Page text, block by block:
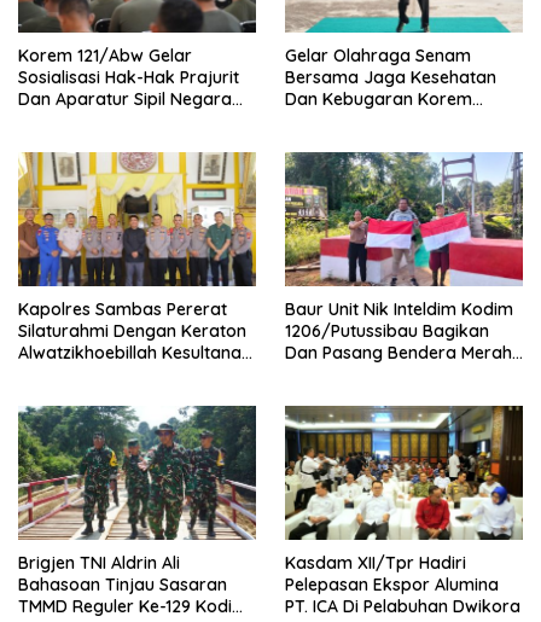
Korem 121/Abw Gelar
Sosialisasi Hak-Hak Prajurit
Dan Aparatur Sipil Negara
Gelar Olahraga Senam
Bersama Jaga Kesehatan
Dan Kebugaran Korem
Kekompakan
‎Kapolres Sambas Pererat
Silaturahmi Dengan Keraton
Alwatzikhoebillah Kesultanan
Baur Unit Nik Inteldim Kodim
1206/Putussibau Bagikan
Dan Pasang Bendera Merah
Brigjen TNI Aldrin Ali
Bahasoan Tinjau Sasaran
TMMD Reguler Ke-129 Kodim
Kasdam XII/Tpr Hadiri
Pelepasan Ekspor Alumina
PT. ICA Di Pelabuhan Dwikora